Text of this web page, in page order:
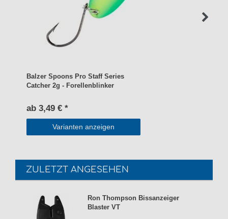
Balzer Spoons Pro Staff Series
Catcher 2g - Forellenblinker
ab 3,49 € *
Varianten anzeigen
ZULETZT ANGESEHEN
Ron Thompson Bissanzeiger
Blaster VT